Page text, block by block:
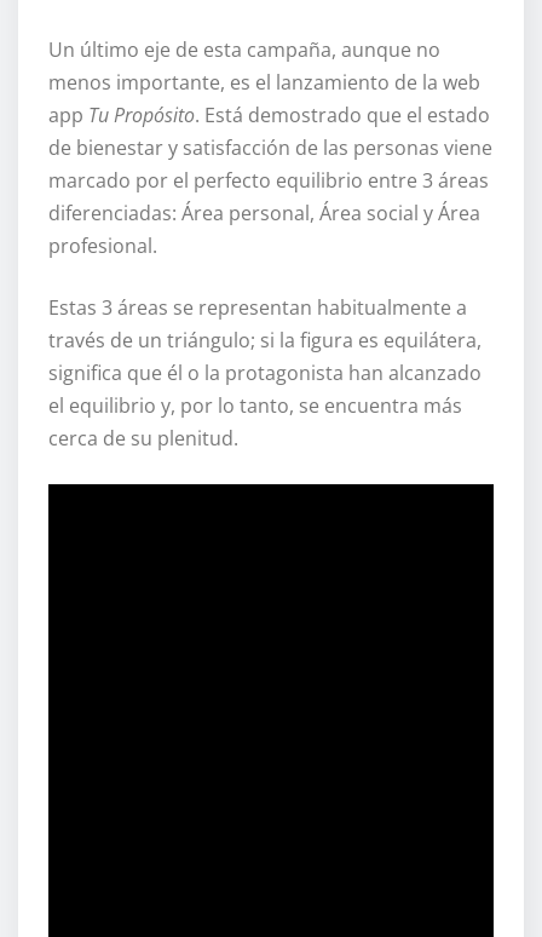
Un último eje de esta campaña, aunque no
menos importante, es el lanzamiento de la web
app Tu Propósito. Está demostrado que el estado
de bienestar y satisfacción de las personas viene
marcado por el perfecto equilibrio entre 3 áreas
diferenciadas: Área personal, Área social y Área
profesional.
Estas 3 áreas se representan habitualmente a
través de un triángulo; si la figura es equilátera,
significa que él o la protagonista han alcanzado
el equilibrio y, por lo tanto, se encuentra más
cerca de su plenitud.